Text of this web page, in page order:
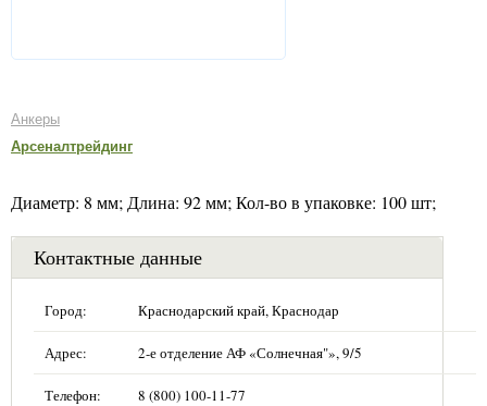
Анкеры
Арсеналтрейдинг
Диаметр: 8 мм; Длина: 92 мм; Кол-во в упаковке: 100 шт;
Контактные данные
Город: Краснодарский край, Краснодар
Адрес: 2-е отделение АФ «Солнечная"», 9/5
Телефон: 8 (800) 100-11-77